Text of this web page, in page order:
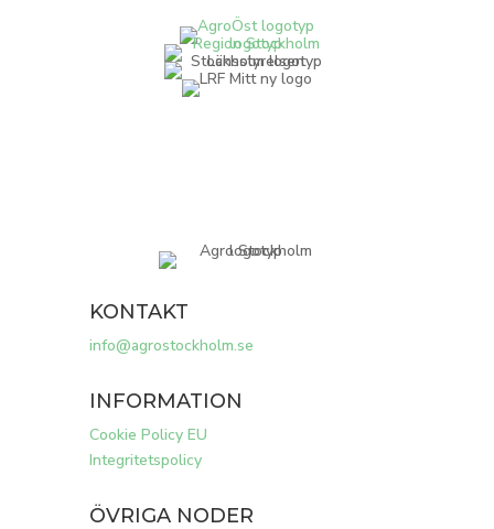
KONTAKT
info@agrostockholm.se
INFORMATION
Cookie Policy EU
Integritetspolicy
ÖVRIGA NODER